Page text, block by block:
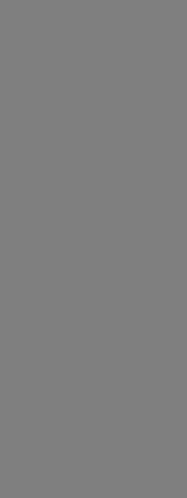
Unschönheiten
alles.Der
wirken bei
Betrachtung
wandernden
nachdem ob